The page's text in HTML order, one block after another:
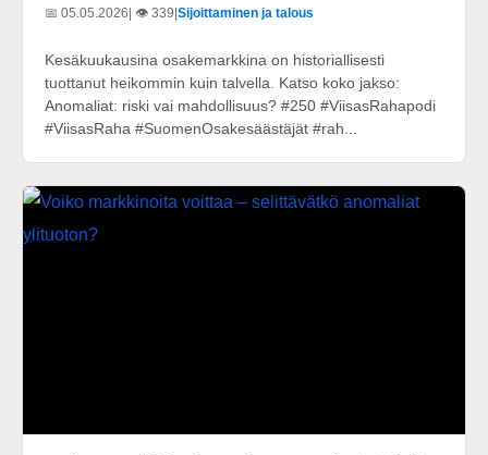
📅 05.05.2026 | 👁️ 339 Sijoittaminen ja talous
Kesäkuukausina osakemarkkina on historiallisesti
tuottanut heikommin kuin talvella. Katso koko jakso:
Anomaliat: riski vai mahdollisuus? #250 #ViisasRahapodi
#ViisasRaha #SuomenOsakesäästäjät #rah...